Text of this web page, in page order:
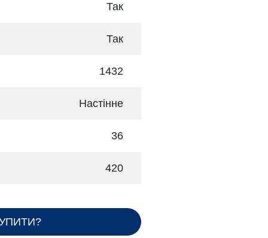
Так
Так
1432
Настінне
36
420